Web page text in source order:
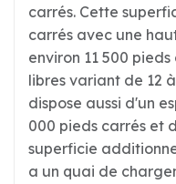
carrés. Cette
carrés avec une
environ 11 500
libres variant de 12
dispose aussi d'un
000 pieds carrés et
superficie
a un quai de